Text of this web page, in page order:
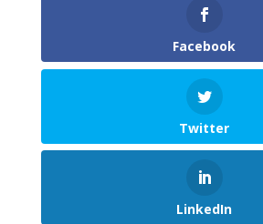
Facebook
Twitter
LinkedIn